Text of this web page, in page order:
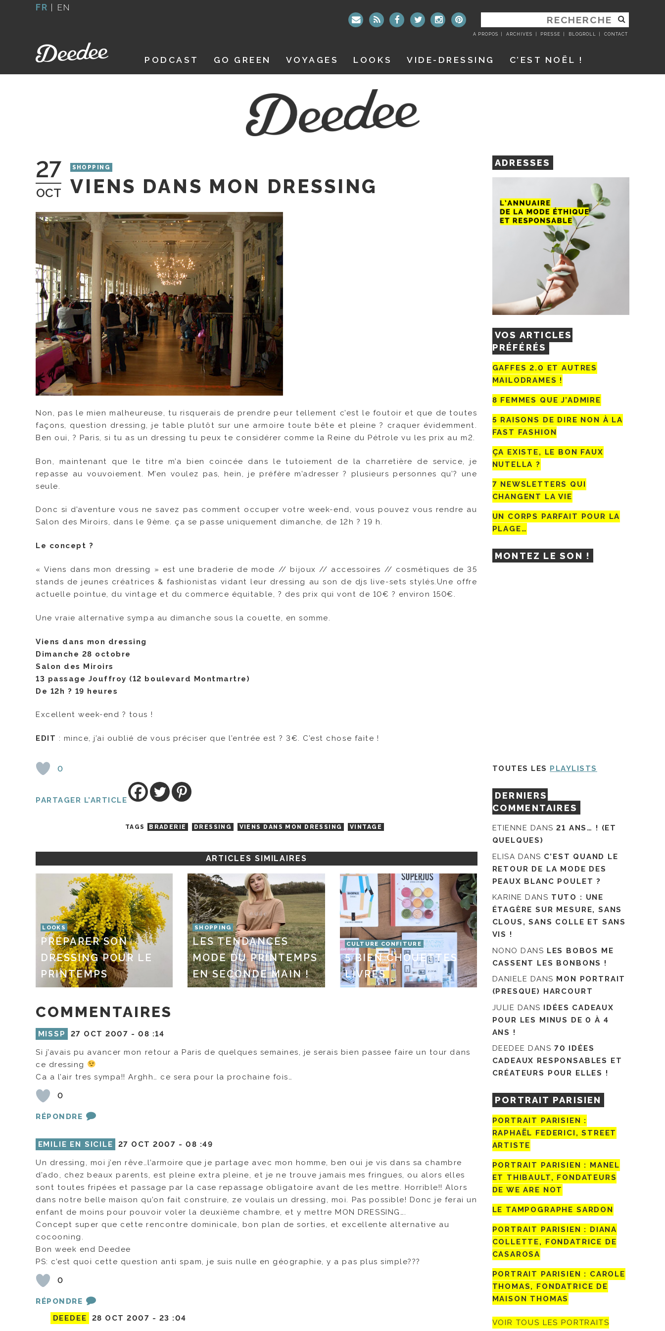
FR | EN
RECHERCHER
:
A PROPOS ARCHIVES PRESSE BLOGROLL CONTACT
PODCAST GO GREEN VOYAGES LOOKS VIDE-DRESSING C’EST NOËL !
27
OCT
SHOPPING
VIENS DANS MON DRESSING
Non, pas le mien malheureuse, tu risquerais de prendre peur tellement c’est le foutoir et que de toutes
façons, question dressing, je table plutôt sur une armoire toute bête et pleine ? craquer évidemment.
Ben oui, ? Paris, si tu as un dressing tu peux te considérer comme la Reine du Pétrole vu les prix au m2.
Bon, maintenant que le titre m’a bien coincée dans le tutoiement de la charretière de service, je
repasse au vouvoiement. M’en voulez pas, hein, je préfère m’adresser ? plusieurs personnes qu’? une
seule.
Donc si d’aventure vous ne savez pas comment occuper votre week-end, vous pouvez vous rendre au
Salon des Miroirs, dans le 9ème. ça se passe uniquement dimanche, de 12h ? 19 h.
Le concept ?
« Viens dans mon dressing » est une braderie de mode // bijoux // accessoires // cosmétiques de 35
stands de jeunes créatrices & fashionistas vidant leur dressing au son de djs live-sets stylés.Une offre
actuelle pointue, du vintage et du commerce équitable, ? des prix qui vont de 10€ ? environ 150€.
Une vraie alternative sympa au dimanche sous la couette, en somme.
Viens dans mon dressing
Dimanche 28 octobre
Salon des Miroirs
13 passage Jouffroy (12 boulevard Montmartre)
De 12h ? 19 heures
Excellent week-end ? tous !
EDIT : mince, j’ai oublié de vous préciser que l’entrée est ? 3€. C’est chose faite !
0
PARTAGER L'ARTICLE
TAGS BRADERIE DRESSING VIENS DANS MON DRESSING VINTAGE
ARTICLES SIMILAIRES
LOOKS
PRÉPARER SON
DRESSING POUR LE
PRINTEMPS
SHOPPING
LES TENDANCES
MODE DU PRINTEMPS
EN SECONDE MAIN !
CULTURE CONFITURE
5 BIEN CHOUETTES
LIVRES
COMMENTAIRES
MISSP 27 OCT 2007 -08 :14
Si j’avais pu avancer mon retour a Paris de quelques semaines, je serais bien passee faire un tour dans
ce dressing
Ca a l’air tres sympa!! Arghh… ce sera pour la prochaine fois…
0
RÉPONDRE
EMILIE EN SICILE 27 OCT 2007 -08 :49
Un dressing, moi j’en rêve…l’armoire que je partage avec mon homme, ben oui je vis dans sa chambre
d’ado, chez beaux parents, est pleine extra pleine, et je ne trouve jamais mes fringues, ou alors elles
sont toutes fripées et passage par la case repassage obligatoire avant de les mettre. Horrible!! Alors
dans notre belle maison qu’on fait construire, ze voulais un dressing, moi. Pas possible! Donc je ferai un
enfant de moins pour pouvoir voler la deuxième chambre, et y mettre MON DRESSING….
Concept super que cette rencontre dominicale, bon plan de sorties, et excellente alternative au
cocooning.
Bon week end Deedee
PS: c’est quoi cette question anti spam, je suis nulle en géographie, y a pas plus simple???
0
RÉPONDRE
DEEDEE
28 OCT 2007 - 23 :04
ADRESSES
VOS ARTICLES
PRÉFÉRÉS
GAFFES 2.0 ET AUTRES
MAILODRAMES !
8 FEMMES QUE J’ADMIRE
5 RAISONS DE DIRE NON À LA
FAST FASHION
ÇA EXISTE, LE BON FAUX
NUTELLA ?
7 NEWSLETTERS QUI
CHANGENT LA VIE
UN CORPS PARFAIT POUR LA
PLAGE…
MONTEZ LE SON !
TOUTES LES PLAYLISTS
DERNIERS
COMMENTAIRES
ETIENNE DANS21 ANS… ! (ET
QUELQUES)
ELISA DANS C’EST QUAND LE
RETOUR DE LA MODE DES
PEAUX BLANC POULET ?
KARINE DANS TUTO : UNE
ÉTAGÈRE SUR MESURE, SANS
CLOUS, SANS COLLE ET SANS
VIS !
NONO DANS LES BOBOS ME
CASSENT LES BONBONS !
DANIELE DANS MON PORTRAIT
(PRESQUE) HARCOURT
JULIE DANS IDÉES CADEAUX
POUR LES MINUS DE 0 À 4
ANS !
DEEDEE DANS 70 IDÉES
CADEAUX RESPONSABLES ET
CRÉATEURS POUR ELLES !
PORTRAIT PARISIEN
PORTRAIT PARISIEN :
RAPHAËL FEDERICI, STREET
ARTISTE
PORTRAIT PARISIEN : MANEL
ET THIBAULT, FONDATEURS
DE WE ARE NOT
LE TAMPOGRAPHE SARDON
PORTRAIT PARISIEN : DIANA
COLLETTE, FONDATRICE DE
CASAROSA
PORTRAIT PARISIEN : CAROLE
THOMAS, FONDATRICE DE
MAISON THOMAS
VOIR TOUS LES PORTRAITS